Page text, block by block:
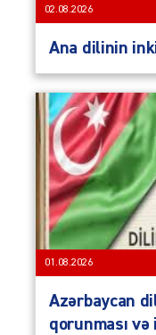
02.08.2026
Ana dilinin
01.08.2026
Azərbaycan
qorunması